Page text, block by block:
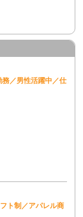
務／男性活躍中／仕
ト制／アパレル商